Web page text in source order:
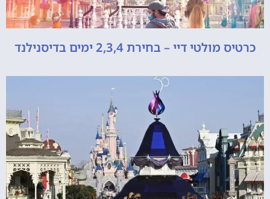
כרטיס מולטי דיי – בחירת 2,3,4 ימים בדיסנילנד